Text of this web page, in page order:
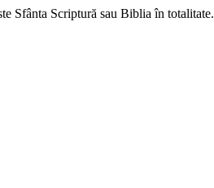
Sfânta Scriptură sau Biblia în totalitate.